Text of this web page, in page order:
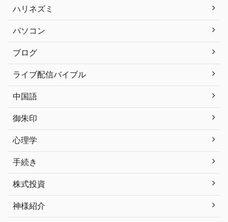
ハリネズミ
パソコン
ブログ
ライブ配信バイブル
中国語
御朱印
心理学
手続き
株式投資
神様紹介